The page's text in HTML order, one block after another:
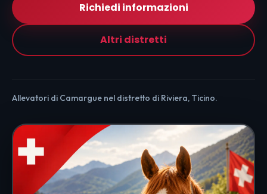
Richiedi informazioni
Altri distretti
Allevatori di Camargue nel distretto di Riviera, Ticino.